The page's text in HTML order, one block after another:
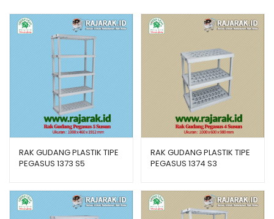
RAK GUDANG PLASTIK TIPE
PEGASUS 1373 S5
RAK GUDANG PLASTIK TIPE
PEGASUS 1374 S3